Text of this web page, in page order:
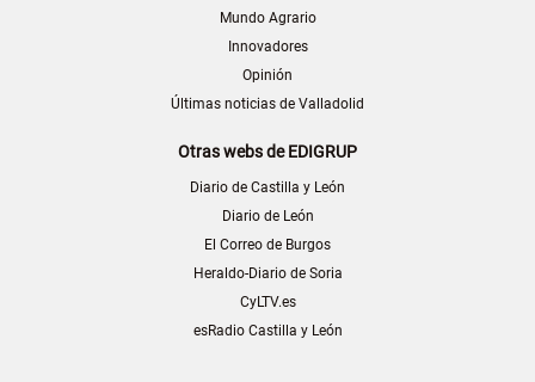
Mundo Agrario
Innovadores
Opinión
Últimas noticias de Valladolid
Otras webs de EDIGRUP
Diario de Castilla y León
Diario de León
El Correo de Burgos
Heraldo-Diario de Soria
CyLTV.es
esRadio Castilla y León